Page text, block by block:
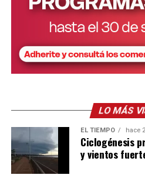
llantos ”.
La mujer sostuvo que ante la
decidió actuar. “Un día puse
encima del muro y vi que
afuera, sola y en pañales en
que recibía. “La señora que
empezó a trabajar de limpieza
ella me contaba quela nena
pieza.Incluso me pedía
llevarle”, añadió.
LO MÁS
EL TIEMPO hace
Ciclogénesis
y vientos